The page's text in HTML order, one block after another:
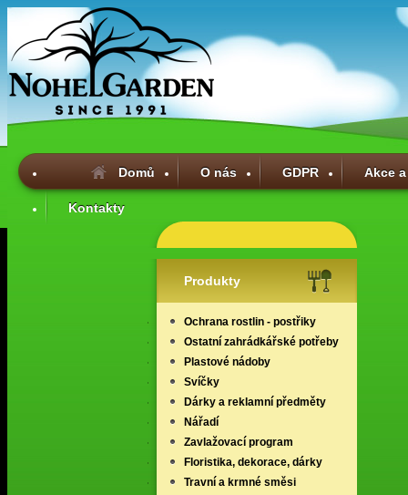
Domů O nás GDPR Akce
Kontakty
Produkty
Ochrana rostlin - postřiky
Ostatní zahrádkářské potřeby
Plastové nádoby
Svíčky
Dárky a reklamní předměty
Nářadí
Zavlažovací program
Floristika, dekorace, dárky
Travní a krmné směsi